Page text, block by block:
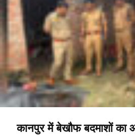
कानपुर में बेखौफ बदमाशों